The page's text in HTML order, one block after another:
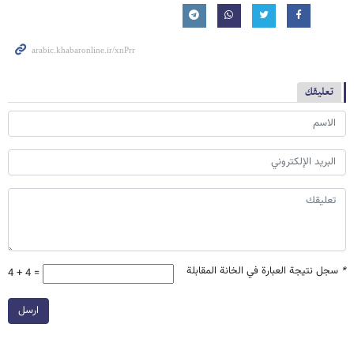
تعليقك
* سجل نتيجة العبارة في الخانة المقابلة 4 + 4 =
ارسل